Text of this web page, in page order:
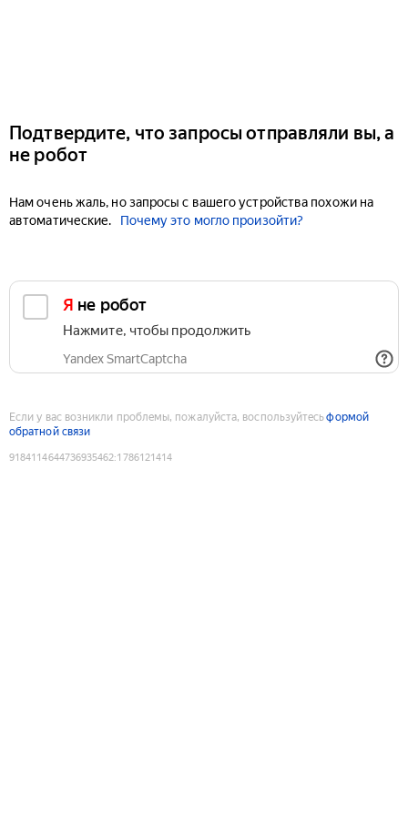
Подтвердите, что запросы отправляли вы, а
не робот
Нам очень жаль, но запросы с вашего устройства похожи на
автоматические.
Почему это могло произойти?
Я не робот
Нажмите, чтобы продолжить
Yandex SmartCaptcha
Если у вас возникли проблемы, пожалуйста, воспользуйтесьформой
обратной связи
9184114644736935462:1786121414